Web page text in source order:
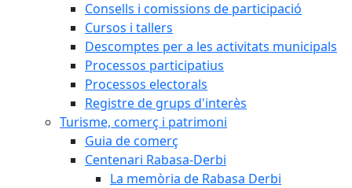
Consells i comissions de participació
Cursos i tallers
Descomptes per a les activitats municipals
Processos participatius
Processos electorals
Registre de grups d'interès
Turisme, comerç i patrimoni
Guia de comerç
Centenari Rabasa-Derbi
La memòria de Rabasa Derbi